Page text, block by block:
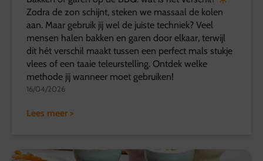
Zodra de zon schijnt, steken we massaal de kolen
aan. Maar gebruik jij wel de juiste techniek? Veel
mensen halen bakken en garen door elkaar, terwijl
dit hét verschil maakt tussen een perfect mals stukje
vlees of een taaie teleurstelling. Ontdek welke
methode jij wanneer moet gebruiken!
16/04/2026
Lees meer >